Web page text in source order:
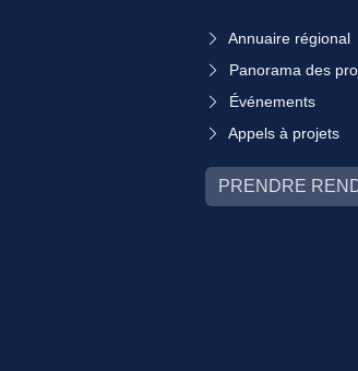
Annuaire régional
Panorama des
Événements
Appels à projets
PRENDRE